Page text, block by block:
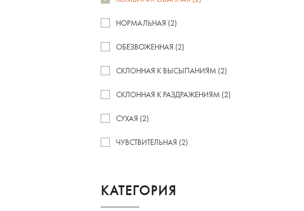
НОРМАЛЬНАЯ (2)
ОБЕЗВОЖЕННАЯ (2)
СКЛОННАЯ К ВЫСЫПАНИЯМ (2)
СКЛОННАЯ К РАЗДРАЖЕНИЯМ (2)
СУХАЯ (2)
ЧУВСТВИТЕЛЬНАЯ (2)
КАТЕГОРИЯ